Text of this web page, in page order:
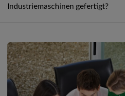
Industriemaschinen gefertigt?